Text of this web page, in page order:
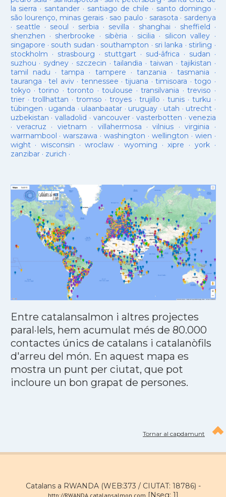
la sierra · santander · santiago de chile · santo domingo ·
são lourenço, minas gerais · sao paulo · sarasota · sardenya
· seattle · seoul · serbia · sevilla · shanghai · sheffield ·
shenzhen · sherbrooke · sibèria · sicilia · silicon valley ·
singapore · south sudan · southampton · sri lanka · stirling ·
stockholm · strasbourg · stuttgart· sud-âfrica · sudan ·
suzhou · sydney · szczecin ·tailandia ·taiwan · tajikistan ·
tamil nadu ·tampa · tampere · tanzania ·tasmania ·
tauranga ·tel aviv· tennessee ·tijuana ·timisoara ·togo ·
tokyo ·torino ·toronto ·toulouse ·transilvania ·treviso ·
trier· trollhattan · tromso · troyes·trujillo ·tunis ·turku ·
tübingen · uganda · ulaanbaatar · uruguay · utah · utrecht ·
uzbekistan · valladolid · vancouver· vasterbotten · venezia
· veracruz · vietnam · villahermosa ·vilnius ·virginia ·
warrnambool ·warszawa ·washington · wellington · wien ·
wight· wisconsin ·wroclaw · wyoming ·xipre · york·
zanzibar· zurich ·
Entre catalansalmon i altres projectes
paral·lels, hem acumulat més de 80.000
contactes únics de catalans i catalanòfils
d'arreu del món. En aquest mapa es
mostra un punt per ciutat, que pot
incloure un bon grapat de persones.
Tornar al capdamunt
Catalans a RWANDA (WEB:373 / CIUTAT: 18786) -
http://RWANDA.catalansalmon.com [Nseg: 1]